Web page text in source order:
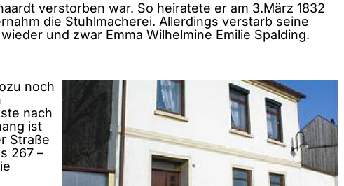
verstorben war. So heiratete er am 3.März 1832
die Stuhlmacherei. Allerdings verstarb seine
und zwar Emma Wilhelmine Emilie Spalding.
noch
nach
ist
Straße
267 –